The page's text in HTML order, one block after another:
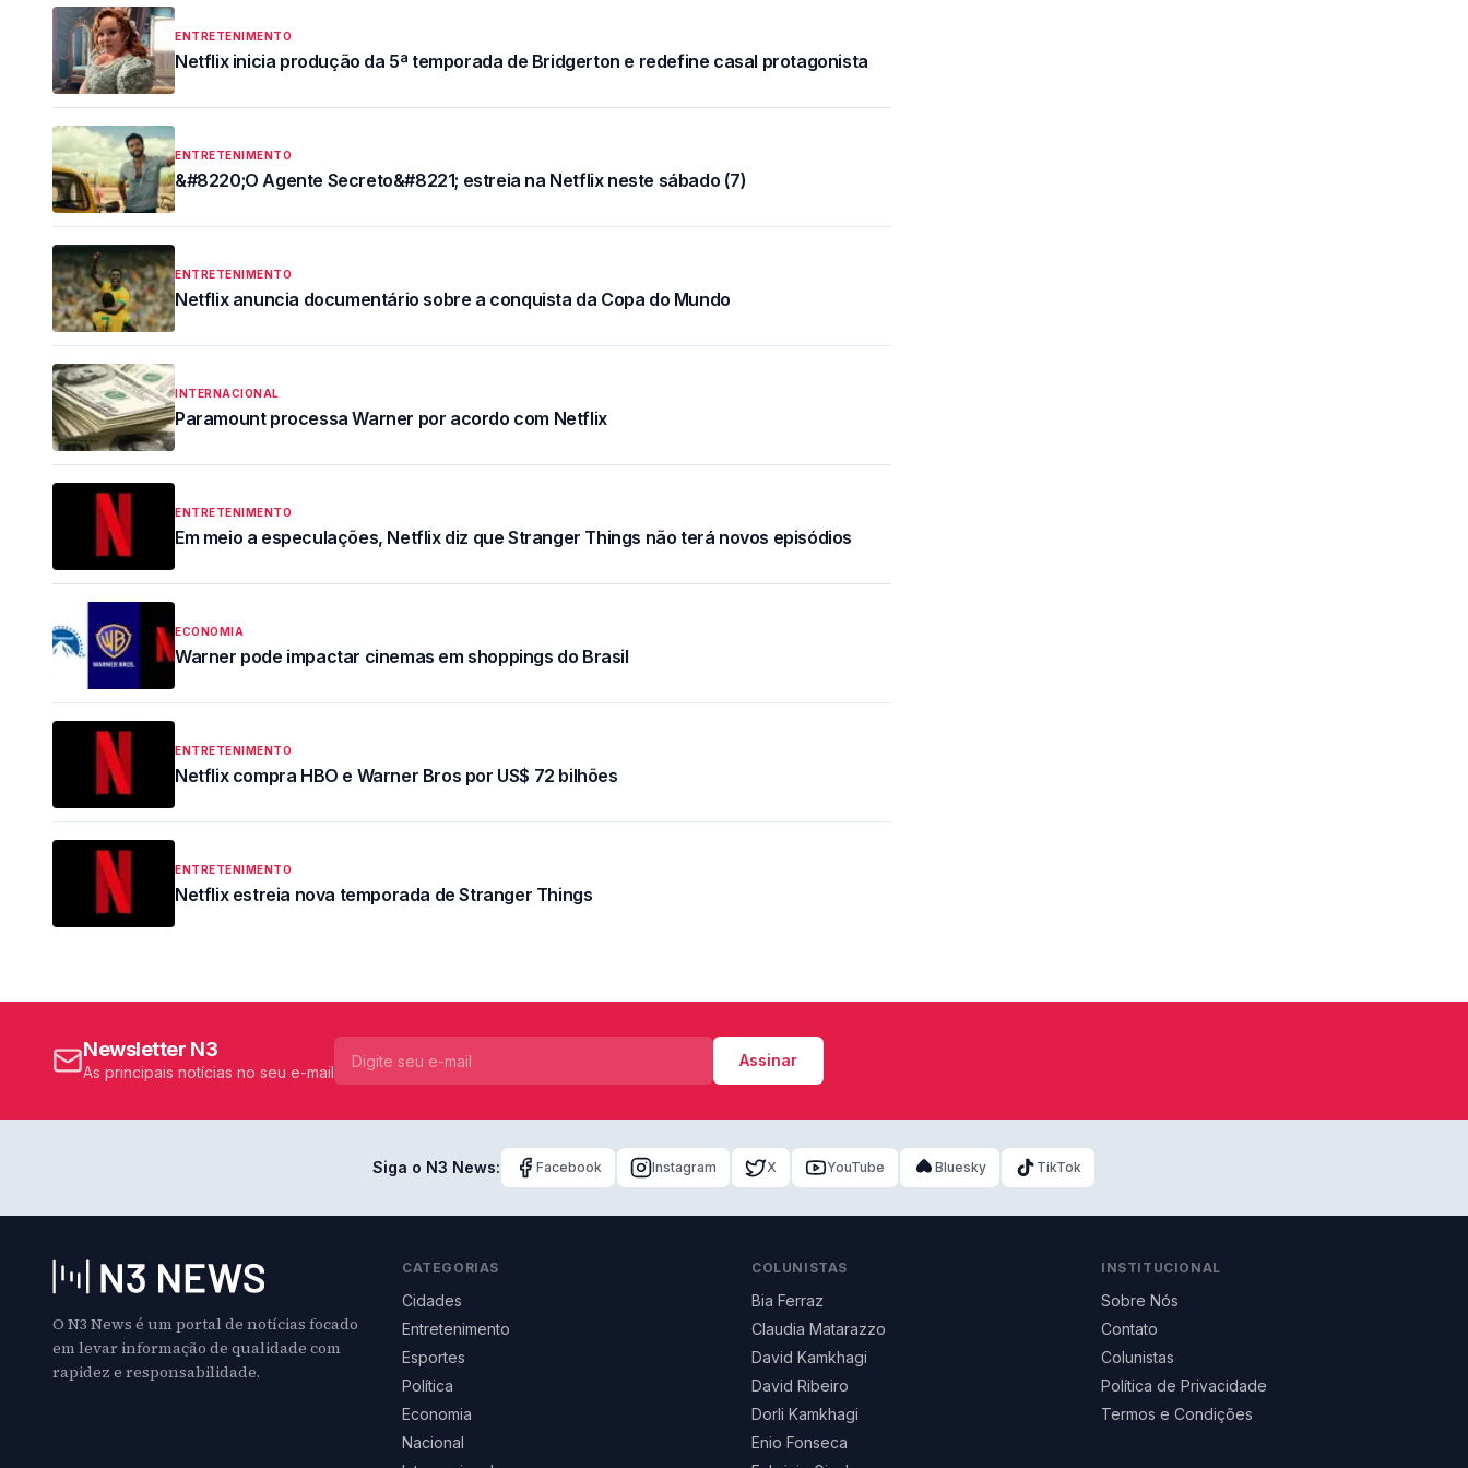
ENTRETENIMENTO
Netflix inicia produção da 5ª temporada de Bridgerton e redefine casal protagonista
ENTRETENIMENTO
&#8220;O Agente Secreto&#8221; estreia na Netflix neste sábado (7)
ENTRETENIMENTO
Netflix anuncia documentário sobre a conquista da Copa do Mundo
INTERNACIONAL
Paramount processa Warner por acordo com Netflix
ENTRETENIMENTO
Em meio a especulações, Netflix diz que Stranger Things não terá novos episódios
ECONOMIA
Warner pode impactar cinemas em shoppings do Brasil
ENTRETENIMENTO
Netflix compra HBO e Warner Bros por US$ 72 bilhões
ENTRETENIMENTO
Netflix estreia nova temporada de Stranger Things
Newsletter N3
As principais notícias no seu e-mail
Assinar
Siga o N3 News: Facebook Instagram X YouTube Bluesky TikTok
O N3 News é um portal de notícias focado
em levar informação de qualidade com
rapidez e responsabilidade.
CATEGORIAS
Cidades
Entretenimento
Esportes
Política
Economia
Nacional
COLUNISTAS
Bia Ferraz
Claudia Matarazzo
David Kamkhagi
David Ribeiro
Dorli Kamkhagi
Enio Fonseca
INSTITUCIONAL
Sobre Nós
Contato
Colunistas
Política de Privacidade
Termos e Condições